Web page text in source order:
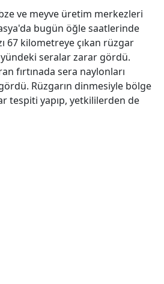
ve meyve üretim merkezleri
bugün öğle saatlerinde
67 kilometreye çıkan rüzgar
seralar zarar gördü.
fırtınada sera naylonları
Rüzgarın dinmesiyle bölge
tespiti yapıp, yetkililerden de